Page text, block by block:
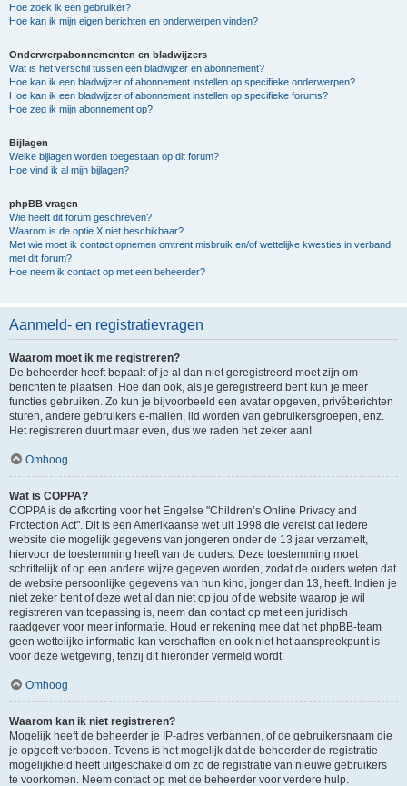
Hoe zoek ik een gebruiker?
Hoe kan ik mijn eigen berichten en onderwerpen vinden?
Onderwerpabonnementen en bladwijzers
Wat is het verschil tussen een bladwijzer en abonnement?
Hoe kan ik een bladwijzer of abonnement instellen op specifieke onderwerpen?
Hoe kan ik een bladwijzer of abonnement instellen op specifieke forums?
Hoe zeg ik mijn abonnement op?
Bijlagen
Welke bijlagen worden toegestaan op dit forum?
Hoe vind ik al mijn bijlagen?
phpBB vragen
Wie heeft dit forum geschreven?
Waarom is de optie X niet beschikbaar?
Met wie moet ik contact opnemen omtrent misbruik en/of wettelijke kwesties in verband
met dit forum?
Hoe neem ik contact op met een beheerder?
Aanmeld- en registratievragen
Waarom moet ik me registreren?
De beheerder heeft bepaalt of je al dan niet geregistreerd moet zijn om
berichten te plaatsen. Hoe dan ook, als je geregistreerd bent kun je meer
functies gebruiken. Zo kun je bijvoorbeeld een avatar opgeven, privéberichten
sturen, andere gebruikers e-mailen, lid worden van gebruikersgroepen, enz.
Het registreren duurt maar even, dus we raden het zeker aan!
Omhoog
Wat is COPPA?
COPPA is de afkorting voor het Engelse "Children’s Online Privacy and
Protection Act". Dit is een Amerikaanse wet uit 1998 die vereist dat iedere
website die mogelijk gegevens van jongeren onder de 13 jaar verzamelt,
hiervoor de toestemming heeft van de ouders. Deze toestemming moet
schriftelijk of op een andere wijze gegeven worden, zodat de ouders weten dat
de website persoonlijke gegevens van hun kind, jonger dan 13, heeft. Indien je
niet zeker bent of deze wet al dan niet op jou of de website waarop je wil
registreren van toepassing is, neem dan contact op met een juridisch
raadgever voor meer informatie. Houd er rekening mee dat het phpBB-team
geen wettelijke informatie kan verschaffen en ook niet het aanspreekpunt is
voor deze wetgeving, tenzij dit hieronder vermeld wordt.
Omhoog
Waarom kan ik niet registreren?
Mogelijk heeft de beheerder je IP-adres verbannen, of de gebruikersnaam die
je opgeeft verboden. Tevens is het mogelijk dat de beheerder de registratie
mogelijkheid heeft uitgeschakeld om zo de registratie van nieuwe gebruikers
te voorkomen. Neem contact op met de beheerder voor verdere hulp.